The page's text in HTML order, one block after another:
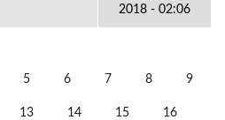
2018 - 02:06
5 6 7 8 9
13 14 15 16